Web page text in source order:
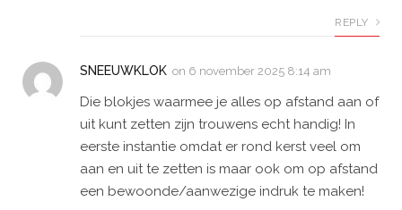
REPLY
SNEEUWKLOK on 6 november 2025 8:14 am
Die blokjes waarmee je alles op afstand aan of
uit kunt zetten zijn trouwens echt handig! In
eerste instantie omdat er rond kerst veel om
aan en uit te zetten is maar ook om op afstand
een bewoonde/aanwezige indruk te maken!